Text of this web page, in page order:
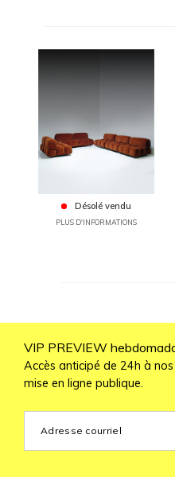
Désolé vendu
PLUS D'INFORMATIONS
VIP PREVIEW
Accès anticipé de 24h à
mise en ligne publique.